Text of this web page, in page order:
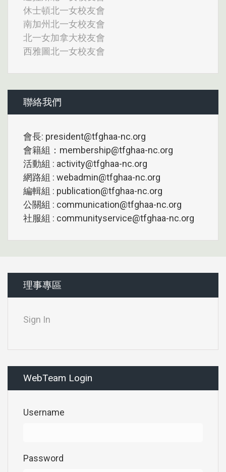
休士頓北一女校友會
南加州北一女校友會
北一女加拿大校友會
西雅圖北一女校友會
聯絡我們
會長: president@tfghaa-nc.org
會籍組：membership@tfghaa-nc.org
活動組 : activity@tfghaa-nc.org
網路組 : webadmin@tfghaa-nc.org
編輯組 : publication@tfghaa-nc.org
公關組 : communication@tfghaa-nc.org
社服組 : communityservice@tfghaa-nc.org
理事專區
Sign In
WebTeam Login
Username
Password